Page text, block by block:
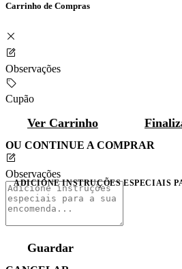
Carrinho de Compras
Observações
Cupão
Ver Carrinho
OU CONTINUE A COMPRAR
Observações
ADICIONE INSTRUÇÕES ESPECIAIS
Guardar